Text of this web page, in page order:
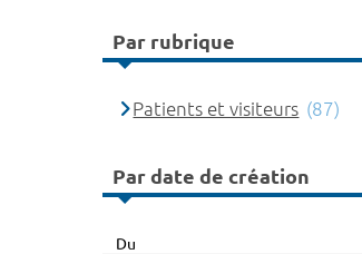
Par rubrique
Patients et visiteurs (87)
Par date de création
Du